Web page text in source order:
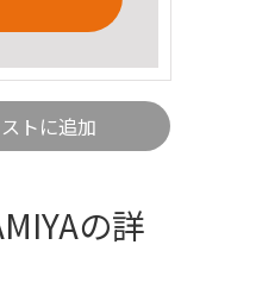
トに追加
の詳